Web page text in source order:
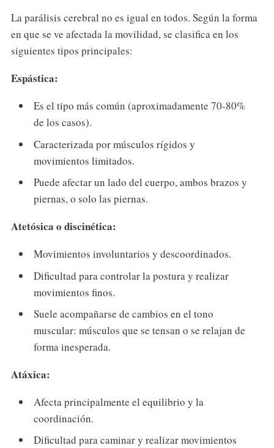
La parálisis cerebral no es igual en todos. Según la forma
en que se ve afectada la movilidad, se clasifica en los
siguientes tipos principales:
Espástica:
Es el tipo más común (aproximadamente 70-80%
de los casos).
Caracterizada por músculos rígidos y
movimientos limitados.
Puede afectar un lado del cuerpo, ambos brazos y
piernas, o solo las piernas.
Atetósica o discinética:
Movimientos involuntarios y descoordinados.
Dificultad para controlar la postura y realizar
movimientos finos.
Suele acompañarse de cambios en el tono
muscular: músculos que se tensan o se relajan de
forma inesperada.
Atáxica:
Afecta principalmente el equilibrio y la
coordinación.
Dificultad para caminar y realizar movimientos